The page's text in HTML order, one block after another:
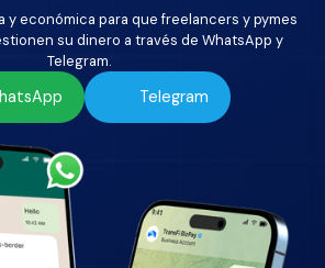
y económica para que freelancers y pymes
su dinero a través de WhatsApp y
Telegram.
Telegram